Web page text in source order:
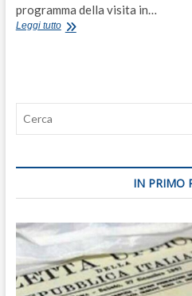
programma della visita in…
Leggi tuttoSalvini
IN PRIMO